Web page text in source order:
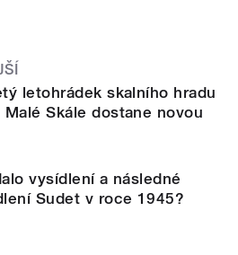
letohrádek skalního hradu
Malé Skále dostane novou
vysídlení a následné
Sudet v roce 1945?